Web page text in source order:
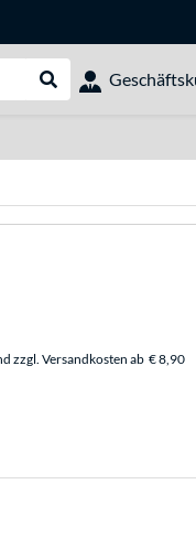
Suche durchführen
zzgl. Versandkosten ab € 8,90